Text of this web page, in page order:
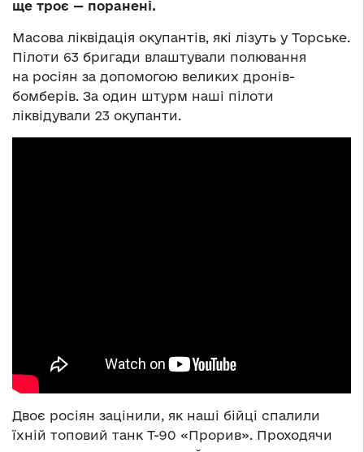
ще троє — поранені.
Масова ліквідація окупантів, які лізуть у Торське.
Пілоти 63 бригади влаштували полювання
на росіян за допомогою великих дронів-
бомберів. За один штурм наші пілоти
ліквідували 23 окупанти.
Двоє росіян зацінили, як наші бійці спалили
їхній топовий танк Т-90 «Прорив». Проходячи